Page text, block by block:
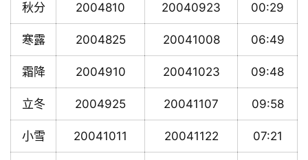
秋分 2004810 20040923 00:29
寒露 2004825 20041008 06:49
霜降 2004910 20041023 09:48
立冬 2004925 20041107 09:58
小雪 20041011 20041122 07:21